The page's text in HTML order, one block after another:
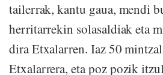
tailerrak, kantu gaua, mendi
herritarrekin solasaldiak eta
dira Etxalarren. Iaz 50
Etxalarrera, eta poz pozik